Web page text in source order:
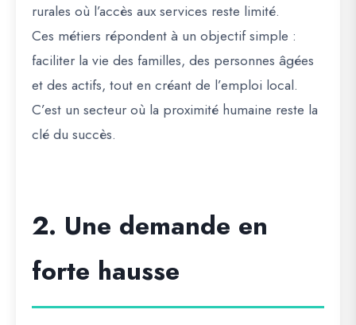
rurales où l’accès aux services reste limité.
Ces métiers répondent à un objectif simple :
faciliter la vie des familles, des personnes âgées
et des actifs, tout en créant de l’emploi local.
C’est un secteur où la proximité humaine reste la
clé du succès.
2. Une demande en
forte hausse